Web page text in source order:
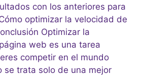
con los anteriores para
optimizar la velocidad de
Optimizar la
web es una tarea
competir en el mundo
se trata solo de una mejor